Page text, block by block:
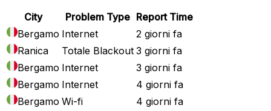
City Problem Type Report Time
Bergamo Internet
2 giorni fa
Ranica
Totale Blackout 3 giorni fa
Bergamo Internet
3 giorni fa
Bergamo Internet
4 giorni fa
Bergamo Wi-fi
4 giorni fa